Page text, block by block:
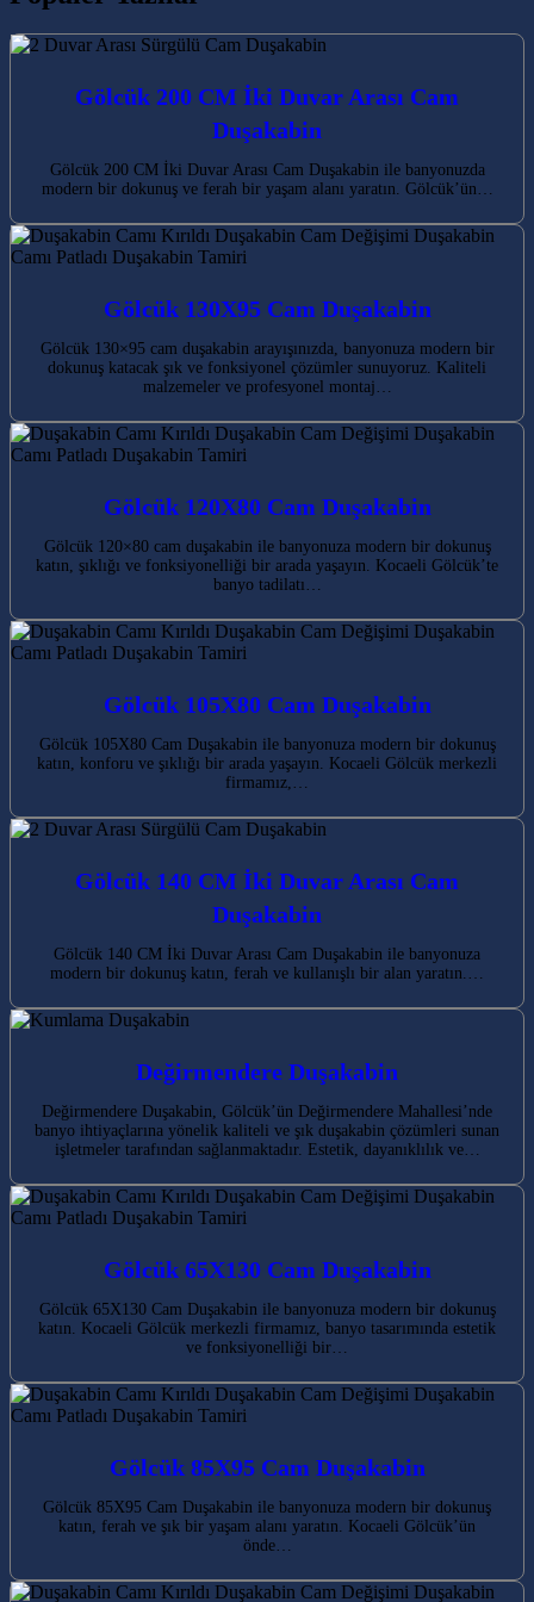
Gölcük 200 CM İki Duvar Arası Cam
Duşakabin
Gölcük 200 CM İki Duvar Arası Cam Duşakabin ile banyonuzda
modern bir dokunuş ve ferah bir yaşam alanı yaratın. Gölcük’ün…
Gölcük 130X95 Cam Duşakabin
Gölcük 130×95 cam duşakabin arayışınızda, banyonuza modern bir
dokunuş katacak şık ve fonksiyonel çözümler sunuyoruz. Kaliteli
malzemeler ve profesyonel montaj…
Gölcük 120X80 Cam Duşakabin
Gölcük 120×80 cam duşakabin ile banyonuza modern bir dokunuş
katın, şıklığı ve fonksiyonelliği bir arada yaşayın. Kocaeli Gölcük’te
banyo tadilatı…
Gölcük 105X80 Cam Duşakabin
Gölcük 105X80 Cam Duşakabin ile banyonuza modern bir dokunuş
katın, konforu ve şıklığı bir arada yaşayın. Kocaeli Gölcük merkezli
firmamız,…
Gölcük 140 CM İki Duvar Arası Cam
Duşakabin
Gölcük 140 CM İki Duvar Arası Cam Duşakabin ile banyonuza
modern bir dokunuş katın, ferah ve kullanışlı bir alan yaratın.…
Değirmendere Duşakabin
Değirmendere Duşakabin, Gölcük’ün Değirmendere Mahallesi’nde
banyo ihtiyaçlarına yönelik kaliteli ve şık duşakabin çözümleri sunan
işletmeler tarafından sağlanmaktadır. Estetik, dayanıklılık ve…
Gölcük 65X130 Cam Duşakabin
Gölcük 65X130 Cam Duşakabin ile banyonuza modern bir dokunuş
katın. Kocaeli Gölcük merkezli firmamız, banyo tasarımında estetik
ve fonksiyonelliği bir…
Gölcük 85X95 Cam Duşakabin
Gölcük 85X95 Cam Duşakabin ile banyonuza modern bir dokunuş
katın, ferah ve şık bir yaşam alanı yaratın. Kocaeli Gölcük’ün
önde…